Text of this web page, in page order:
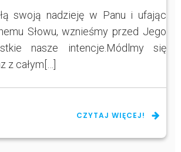
swoją nadzieję w Panu i ufając
Słowu, wznieśmy przed Jego
nasze intencje.Módlmy się
z całym[…]
CZYTAJ WIĘCEJ!